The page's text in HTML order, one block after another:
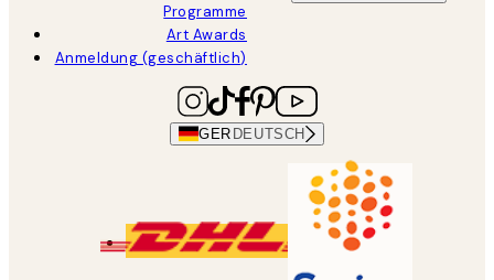
Programme
Art Awards
Anmeldung (geschäftlich)
GER DEUTSCH